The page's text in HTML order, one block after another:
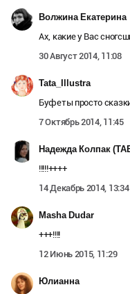
Волжина Екатерина
Ах, какие у Вас
30 Август 2014, 11:08
Tata_Illustra
Буфеты просто
7 Октябрь 2014, 11:45
Надежда Колпак
!!!!!++++
14 Декабрь 2014, 13:34
Masha Dudar
+++!!!!
12 Июнь 2015, 11:29
Юлианна